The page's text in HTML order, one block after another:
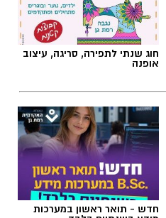
חוג שנתי לתפירה, סריגה, עיצוב
אופנה
חדש - תואר ראשון במערכות